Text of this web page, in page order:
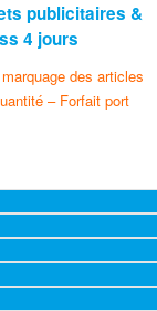
publicitaires &
4 jours
des articles
– Forfait port